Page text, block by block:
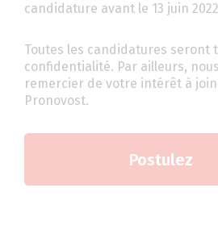
candidature avant le 13 juin
Toutes les candidatures seront
confidentialité. Par ailleurs,
remercier de votre intérêt à
Pronovost.
Postulez